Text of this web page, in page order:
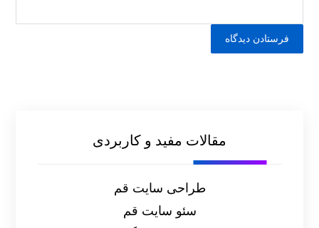
مقالات مفید و کاربردی
طراحی سایت قم
سئو سایت قم